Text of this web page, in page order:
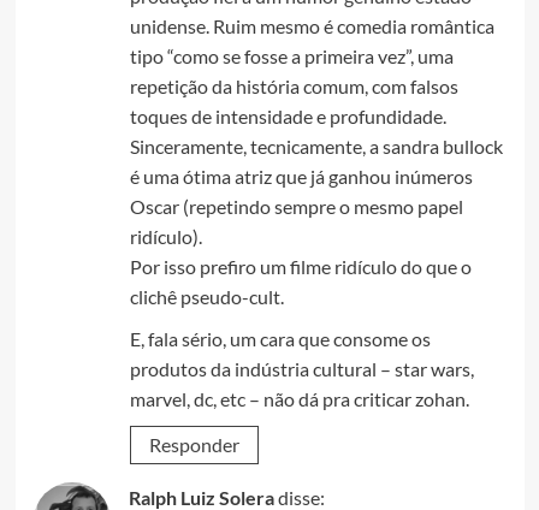
unidense. Ruim mesmo é comedia romântica
tipo “como se fosse a primeira vez”, uma
repetição da história comum, com falsos
toques de intensidade e profundidade.
Sinceramente, tecnicamente, a sandra bullock
é uma ótima atriz que já ganhou inúmeros
Oscar (repetindo sempre o mesmo papel
ridículo).
Por isso prefiro um filme ridículo do que o
clichê pseudo-cult.
E, fala sério, um cara que consome os
produtos da indústria cultural – star wars,
marvel, dc, etc – não dá pra criticar zohan.
Responder
Ralph Luiz Soleradisse: